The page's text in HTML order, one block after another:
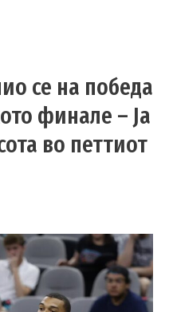
се на победа
финале – Ја
во петтиот